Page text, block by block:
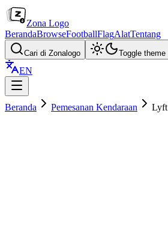
Zona Logo
BerandaBrowseFootballFlagAlatTentang
Cari di Zonalogo Toggle theme
EN
Beranda Pemesanan Kendaraan Lyft